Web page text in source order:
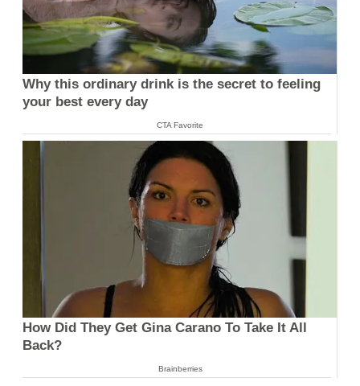
Why this ordinary drink is the secret to feeling
your best every day
CTA Favorite
How Did They Get Gina Carano To Take It All
Back?
Brainberries